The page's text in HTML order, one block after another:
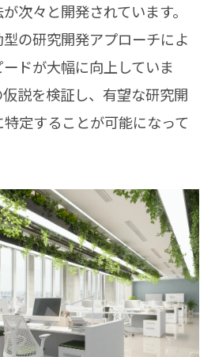
次々と開発されています。
の研究開発アプローチによ
ドが大幅に向上していま
説を検証し、有望な研究開
定することが可能になって